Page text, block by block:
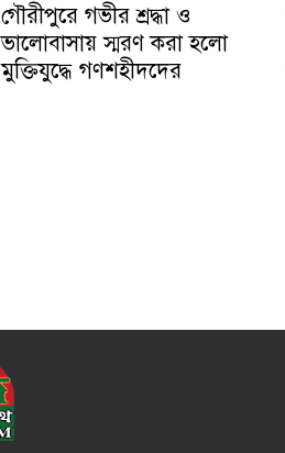
গৌরীপুরে গভীর শ্রদ্ধা ও
ভালোবাসায় স্মরণ করা হলো
মুক্তিযুদ্ধে গণশহীদদের